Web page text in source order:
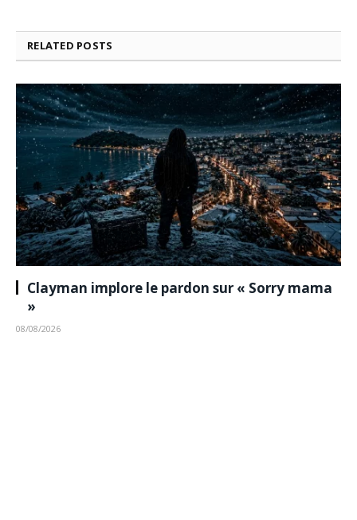
RELATED POSTS
Clayman implore le pardon sur « Sorry mama
»
08/08/2026